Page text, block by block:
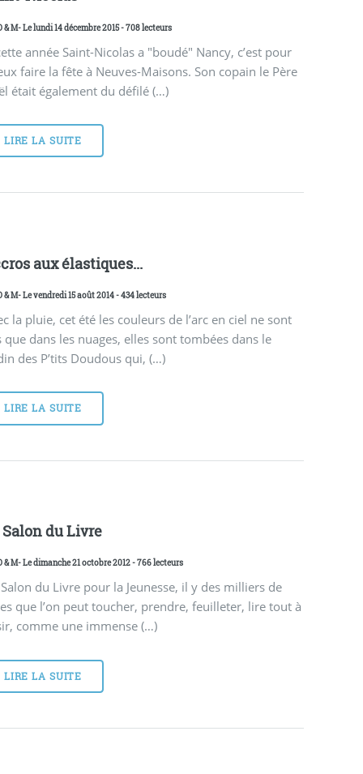
& M- Le lundi 14 décembre 2015 - 708 lecteurs
année Saint-Nicolas a "boudé" Nancy, c’est pour
faire la fête à Neuves-Maisons. Son copain le Père
était également du défilé (…)
LIRE LA SUITE
aux élastiques...
& M- Le vendredi 15 août 2014 - 434 lecteurs
la pluie, cet été les couleurs de l’arc en ciel ne sont
que dans les nuages, elles sont tombées dans le
des P’tits Doudous qui, (…)
LIRE LA SUITE
Salon du Livre
& M- Le dimanche 21 octobre 2012 - 766 lecteurs
du Livre pour la Jeunesse, il y des milliers de
que l’on peut toucher, prendre, feuilleter, lire tout à
comme une immense (…)
LIRE LA SUITE